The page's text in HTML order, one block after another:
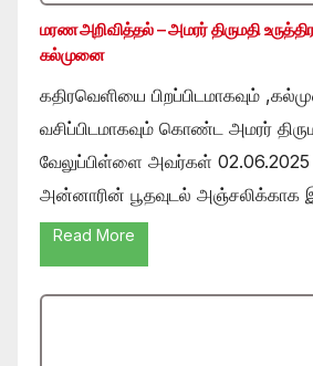
மரண அறிவித்தல் – அமரர் திருமதி
கல்முனை
கதிரவெளியை பிறப்பிடமாகவும்
வசிப்பிடமாகவும் கொண்ட அமரர்
வேலுப்பிள்ளை அவர்கள் 02.06.2025
அன்னாரின் பூதவுடல் அஞ்சலிக்காக
Read More